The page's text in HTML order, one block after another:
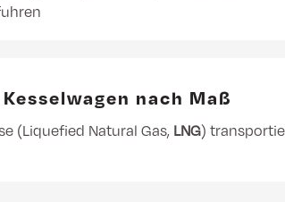
nach Maß
(Liquefied Natural Gas, LNG)